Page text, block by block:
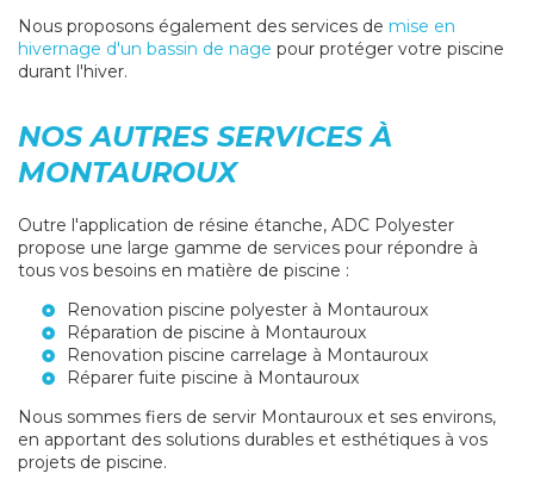
Nous proposons également des services de mise en
hivernage d'un bassin de nage pour protéger votre piscine
durant l'hiver.
NOS AUTRES SERVICES À
MONTAUROUX
Outre l'application de résine étanche, ADC Polyester
propose une large gamme de services pour répondre à
tous vos besoins en matière de piscine :
Renovation piscine polyester à Montauroux
Réparation de piscine à Montauroux
Renovation piscine carrelage à Montauroux
Réparer fuite piscine à Montauroux
Nous sommes fiers de servir Montauroux et ses environs,
en apportant des solutions durables et esthétiques à vos
projets de piscine.